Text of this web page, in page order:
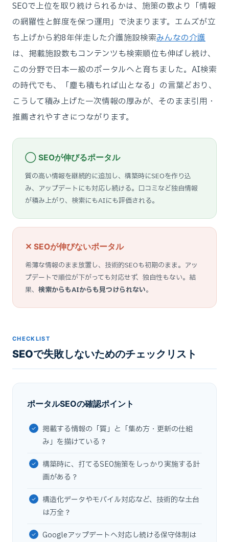
SEOで上位を取り続けられるかは、施策の数より「情報
の網羅性と鮮度を保つ運用」で決まります。エムズが立
ち上げから約8年伴走した介護施設検索みんなの介護
は、掲載施設数もコンテンツも検索順位も伸ばし続け、
この分野で日本一級のポータルへと育ちました。AI検索
の時代でも、「塵も積もれば山となる」の言葉どおり、
こうして積み上げた一次情報の厚みが、そのまま引用・
推薦されやすさにつながります。
◯ SEOが伸びるポータル
質の高い情報を継続的に追加し、構築時にSEOを作り込
み、アップデートにも対応し続ける。口コミなど独自情報
が積み上がり、検索にもAIにも評価される。
✕ SEOが伸びないポータル
希薄な情報のまま放置し、技術的SEOも初期のまま。アッ
プデートで順位が下がっても対応せず、独自性もない。結
果、 検索からもAIからも見つけられない。
CHECKLIST
SEOで失敗しないためのチェックリスト
ポータルSEOの確認ポイント
掲載する情報の「質」と「集め方・更新の仕組
み」を描けている？
構築時に、打てるSEO施策をしっかり実施する計
画がある？
構造化データやモバイル対応など、技術的な土台
は万全？
Googleアップデートへ対応し続ける保守体制は